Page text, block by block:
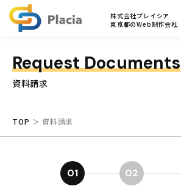
株式会社プレイシア
東京都のWeb制作会社
ブログ
Request Documents
資料請求
TOP 資料請求
01 02